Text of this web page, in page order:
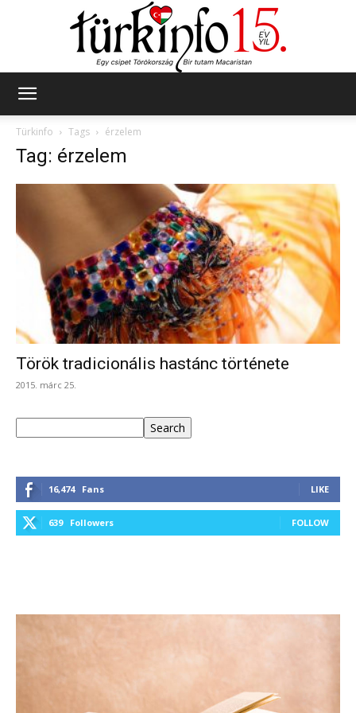
Türkinfo
Tags érzelem
Tag: érzelem
Török tradicionális hastánc története
2015. márc 25.
Search
16,474 Fans LIKE
639 Followers FOLLOW